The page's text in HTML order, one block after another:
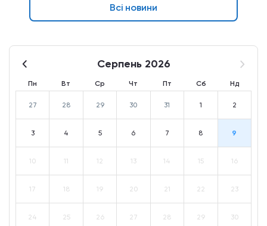
Всі новини
Серпень 2026
Пн Вт Ср Чт Пт Сб Нд
27 28 29 30 31 1 2
3 4 5 6 7 8 9
10 11 12 13 14 15 16
17 18 19 20 21 22 23
24 25 26 27 28 29 30